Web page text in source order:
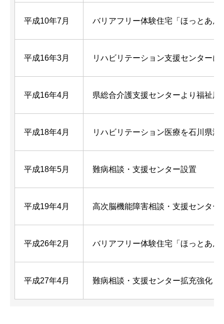
平成10年7月 バリアフリー体験住宅「ほっとあん
平成16年3月 リハビリテーション支援センターに
平成16年4月 県総合介護支援センターより福祉
平成18年4月 リハビリテーション医療を石川県
平成18年5月 難病相談・支援センター設置
平成19年4月 高次脳機能障害相談・支援センター
平成26年2月 バリアフリー体験住宅「ほっとあん
平成27年4月 難病相談・支援センター拡充強化